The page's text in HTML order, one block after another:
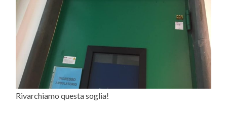
Rivarchiamo questa soglia!